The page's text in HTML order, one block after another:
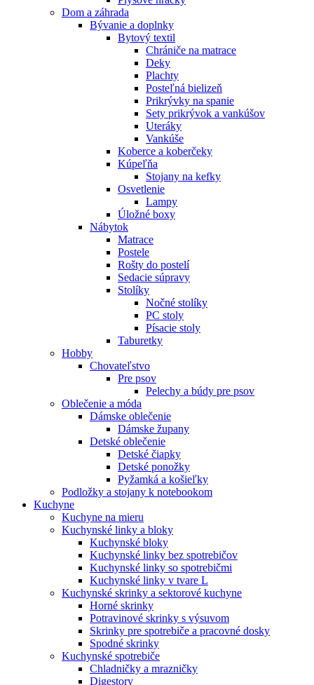
Dom a záhrada
Bývanie a doplnky
Bytový textil
Chrániče na matrace
Deky
Plachty
Posteľná bielizeň
Prikrývky na spanie
Sety prikrývok a vankúšov
Uteráky
Vankúše
Koberce a koberčeky
Kúpeľňa
Stojany na kefky
Osvetlenie
Lampy
Úložné boxy
Nábytok
Matrace
Postele
Rošty do postelí
Sedacie súpravy
Stolíky
Nočné stolíky
PC stoly
Písacie stoly
Taburetky
Hobby
Chovateľstvo
Pre psov
Pelechy a búdy pre psov
Oblečenie a móda
Dámske oblečenie
Dámske župany
Detské oblečenie
Detské čiapky
Detské ponožky
Pyžamká a košieľky
Podložky a stojany k notebookom
Kuchyne
Kuchyne na mieru
Kuchynské linky a bloky
Kuchynské bloky
Kuchynské linky bez spotrebičov
Kuchynské linky so spotrebičmi
Kuchynské linky v tvare L
Kuchynské skrinky a sektorové kuchyne
Horné skrinky
Potravinové skrinky s výsuvom
Skrinky pre spotrebiče a pracovné dosky
Spodné skrinky
Kuchynské spotrebiče
Chladničky a mrazničky
Digestory